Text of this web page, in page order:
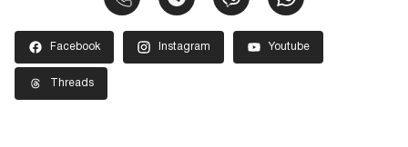
Facebook Instagram Youtube
Threads